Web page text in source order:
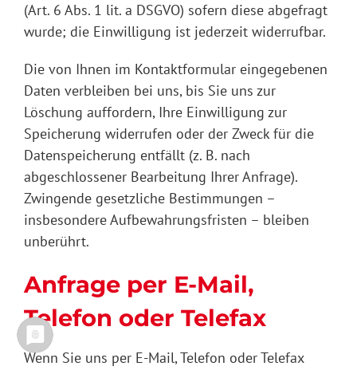
(Art. 6 Abs. 1 lit. a DSGVO) sofern diese abgefragt
wurde; die Einwilligung ist jederzeit widerrufbar.
Die von Ihnen im Kontaktformular eingegebenen
Daten verbleiben bei uns, bis Sie uns zur
Löschung auffordern, Ihre Einwilligung zur
Speicherung widerrufen oder der Zweck für die
Datenspeicherung entfällt (z. B. nach
abgeschlossener Bearbeitung Ihrer Anfrage).
Zwingende gesetzliche Bestimmungen –
insbesondere Aufbewahrungsfristen – bleiben
unberührt.
Anfrage per E-Mail,
Telefon oder Telefax
Wenn Sie uns per E-Mail, Telefon oder Telefax